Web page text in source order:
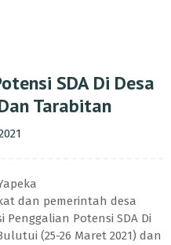
SDA Di Desa
Tarabitan
dan pemerintah desa
Potensi SDA Di
(25-26 Maret 2021) dan